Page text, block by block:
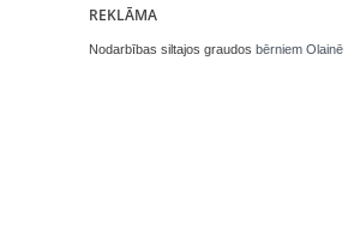
REKLĀMA
Nodarbības siltajos graudos bērniem Olainē